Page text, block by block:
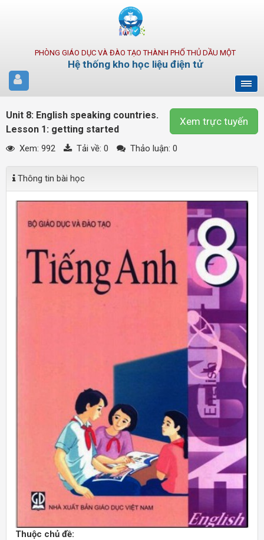
PHÒNG GIÁO DỤC VÀ ĐÀO TẠO THÀNH PHỐ THỦ DẦU MỘT
Hệ thống kho học liệu điện tử
Xem trực tuyến
Unit 8: English speaking countries.
Lesson 1: getting started
Xem: 992 Tải về: 0 Thảo luận: 0
Thông tin bài học
Thuộc chủ đề: